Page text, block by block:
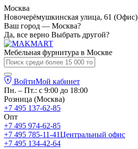
Москва
Новочерёмушкинская улица, 61 (Офис)
Ваш город — Москва?
Да, все верно Выбрать другой?
Мебельная фурнитура в Москве
ВойтиМой кабинет
Пн. – Пт.: с 9:00 до 18:00
Розница (Москва)
+7 495 137-62-85
Опт
+7 495 974-62-85
+7 495 785-11-41Центральный офис
+7 495 134-42-64